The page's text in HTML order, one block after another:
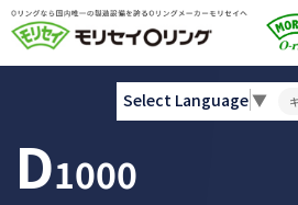
D1000
Select Language▼